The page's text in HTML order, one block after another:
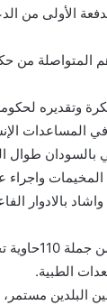
الأولى من
من
المساعدات
بالسودان طوال
واجراء
بالادوار
وكشف عصمت عن
الطبية.
البلدين